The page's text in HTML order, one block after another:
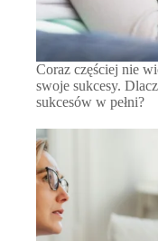
Coraz częściej nie
swoje sukcesy.
sukcesów w pełni?